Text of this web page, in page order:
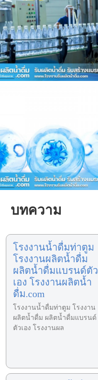
บทความ
โรงงานน้ำดื่มท่าตูม
โรงงานผลิตน้ำดื่ม
ผลิตน้ำดื่มแบรนด์ตัว
เอง โรงงานผลิตน้ำ
ดื่ม.com
โรงงานน้ำดื่มท่าตูม โรงงาน
ผลิตน้ำดื่ม ผลิตน้ำดื่มแบรนด์
ตัวเอง โรงงานผล